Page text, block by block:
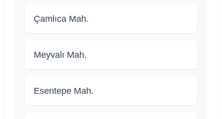
Çamlıca Mah.
Meyvalı Mah.
Esentepe Mah.